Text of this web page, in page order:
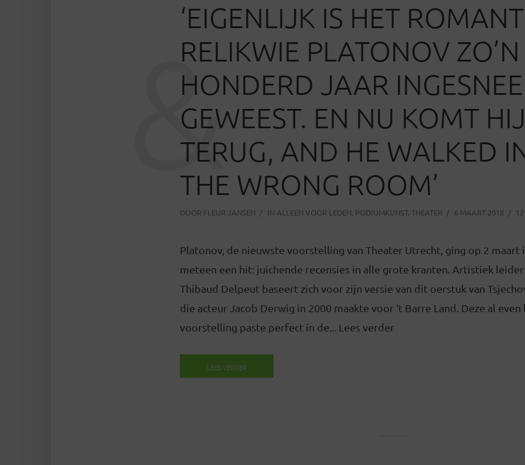
‘EIGENLIJK IS HET
RELIKWIE PLATONOV ZO’N
HONDERD JAAR
GEWEEST. EN NU KOMT HIJ
TERUG, AND HE WALKED
THE WRONG ROOM’
DOOR FLEUR JANSEN IN ALLEEN VOOR LEDEN, PODIUMKUNST, THEATER 6 MAART 2018
&
Platonov, de nieuwste voorstelling van Theater Utrecht, ging op 2 maart
meteen een hit: juichende recensies in alle grote kranten. Artistiek
Thibaud Delpeut baseert zich voor zijn versie van dit oerstuk van
die acteur Jacob Derwig in 2000 maakte voor ‘t Barre Land. Deze al even
voorstelling paste perfect in de... Lees verder
LEES VERDER